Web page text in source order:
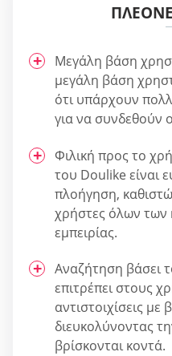
Μεγάλη βάση
μεγάλη βάση
ότι υπάρχουν
για να συνδεθούν
Φιλική προς το
του Doulike είναι
πλοήγηση,
χρήστες όλων των
εμπειρίας.
Αναζήτηση βάσει
επιτρέπει στους
αντιστοιχίσεις
διευκολύνοντας
βρίσκονται κοντά.